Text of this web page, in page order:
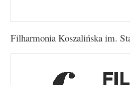
Filharmonia Koszalińska im.